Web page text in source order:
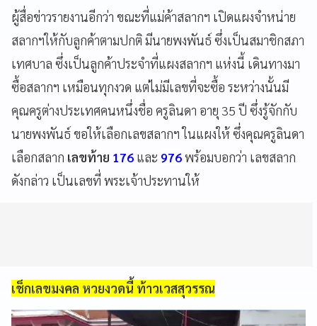
ผู้สื่อข่าวรายงานอีกว่า ขณะที่แม่ค้าสลากฯ เปิดแผงจำหน่าย
สลากฯให้กับลูกค้าตามปกติ มีนายพงพันธ์ ซึ่งเป็นสมาชิกสภา
เทศบาล ซึ่งเป็นลูกค้าประจำที่แผงสลากฯ แห่งนี้ เดินทางมา
ซื้อสลากฯ เหมือนทุกงวด แต่ไม่มีเลขที่จะซื้อ ระหว่างนั้นมี
คุณครูต่างประเทศคนหนึ่งชื่อ ครูลินดา อายุ 35 ปี ซึ่งรู้จักกับ
นายพงพันธ์ ขอให้เลือกเลขสลากฯ ในแผงให้ ซึ่งคุณครูลินดา
เลือกสลาก เลขท้าย 176 และ 976พร้อมบอกว่า เลขสลาก
ดังกล่าว เป็นเลขที่ พระเจ้าประทานให้
เช็กเลขมงคล หวยงวดนี้ ท้าวเวสสุวรรณ